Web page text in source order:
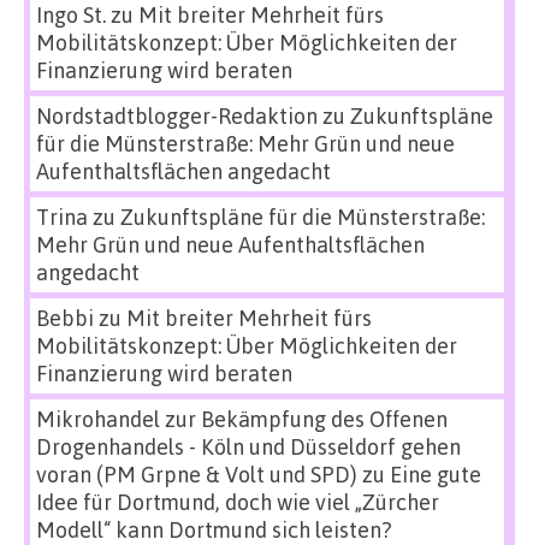
Ingo St.zu Mit breiter Mehrheit fürs
Mobilitätskonzept: Über Möglichkeiten der
Finanzierung wird beraten
Nordstadtblogger-Redaktion zu Zukunftspläne
für die Münsterstraße: Mehr Grün und neue
Aufenthaltsflächen angedacht
Trina zu Zukunftspläne für die Münsterstraße:
Mehr Grün und neue Aufenthaltsflächen
angedacht
Bebbi zu Mit breiter Mehrheit fürs
Mobilitätskonzept: Über Möglichkeiten der
Finanzierung wird beraten
Mikrohandel zur Bekämpfung des Offenen
Drogenhandels - Köln und Düsseldorf gehen
voran (PM Grpne & Volt und SPD) zu Eine gute
Idee für Dortmund, doch wie viel „Zürcher
Modell“ kann Dortmund sich leisten?